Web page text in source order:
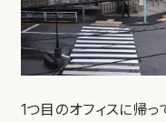
1つ目のオフィスに帰っ